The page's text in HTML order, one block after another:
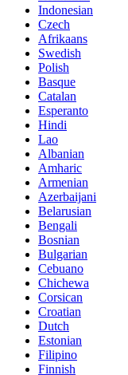
Indonesian
Czech
Afrikaans
Swedish
Polish
Basque
Catalan
Esperanto
Hindi
Lao
Albanian
Amharic
Armenian
Azerbaijani
Belarusian
Bengali
Bosnian
Bulgarian
Cebuano
Chichewa
Corsican
Croatian
Dutch
Estonian
Filipino
Finnish